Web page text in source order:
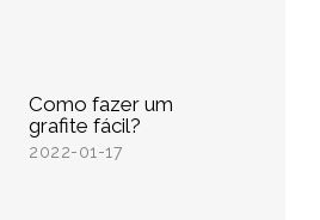
Como fazer um
grafite fácil?
2022-01-17